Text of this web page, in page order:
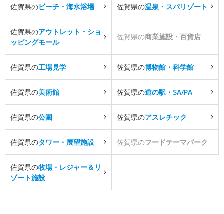
佐賀県のビーチ・海水浴場 佐賀県の温泉・スパリゾート
佐賀県のアウトレット・ショ
ッピングモール
佐賀県の商業施設・百貨店
佐賀県の工場見学 佐賀県の博物館・科学館
佐賀県の美術館 佐賀県の道の駅・SA/PA
佐賀県の公園 佐賀県のアスレチック
佐賀県のタワー・展望施設 佐賀県のフードテーマパーク
佐賀県の牧場・レジャー＆リ
ゾート施設